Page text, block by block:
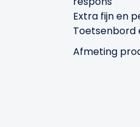
Extra fijn en
Toetsenbord
Afmeting